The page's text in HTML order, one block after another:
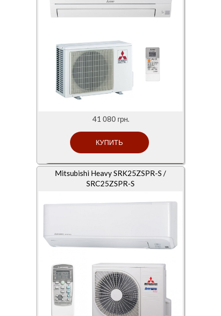
41 080 грн.
Mitsubishi Heavy SRK25ZSPR-S /
SRC25ZSPR-S